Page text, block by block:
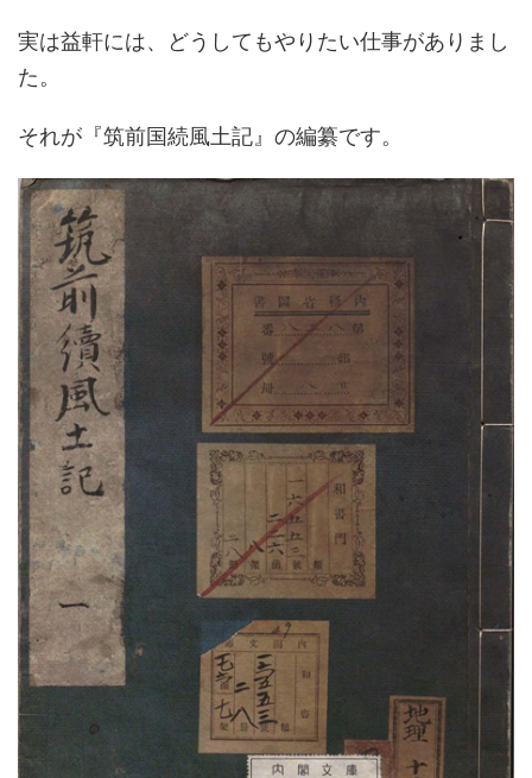
実は益軒には、どうしてもやりたい仕事がありまし
た。
それが『筑前国続風土記』の編纂です。